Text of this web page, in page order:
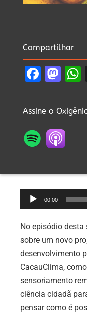
Compartilhar
Assine o
Tocador
de
áudio
00:00
No episódio
sobre um novo
desenvolvimento
CacauClima,
sensoriamento
ciência cidadã
pensar como é